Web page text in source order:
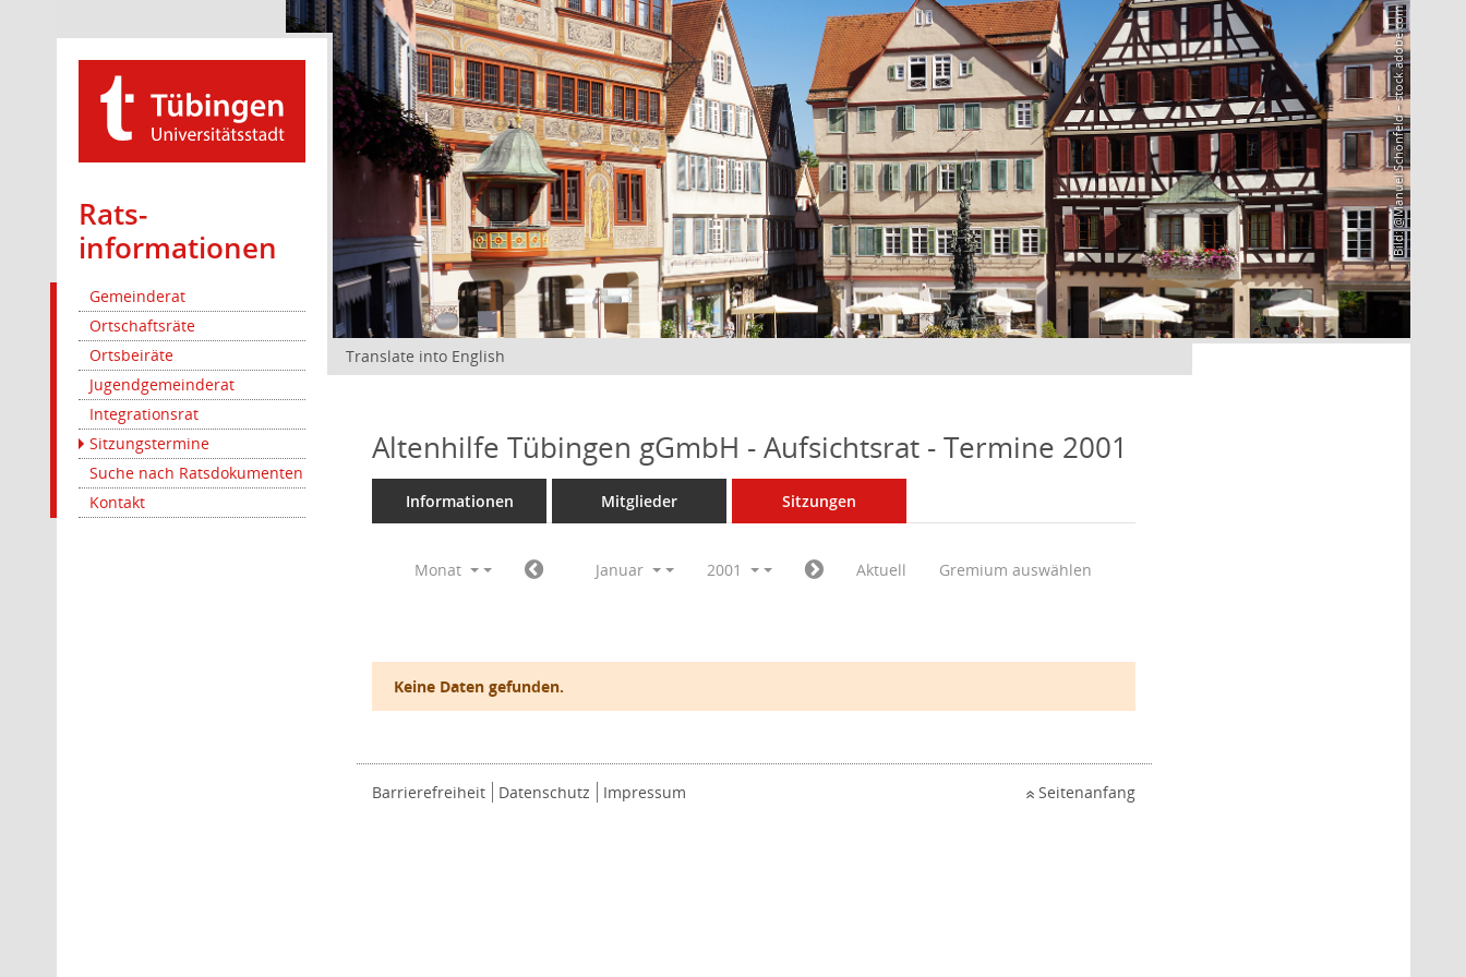
Rats­
informationen
Gemeinderat
Ortschaftsräte
Ortsbeiräte
Jugendgemeinderat
Integrationsrat
Sitzungstermine
Suche nach Ratsdokumenten
Kontakt
Bild: @Manuel Schönfeld – stock.adobe.com
Translate into English
Altenhilfe Tübingen gGmbH - Aufsichtsrat - Termine 2001
Informationen Mitglieder Sitzungen
Monat Januar 2001 Aktuell Gremium auswählen
Keine Daten gefunden.
Barrierefreiheit Datenschutz Impressum Seitenanfang